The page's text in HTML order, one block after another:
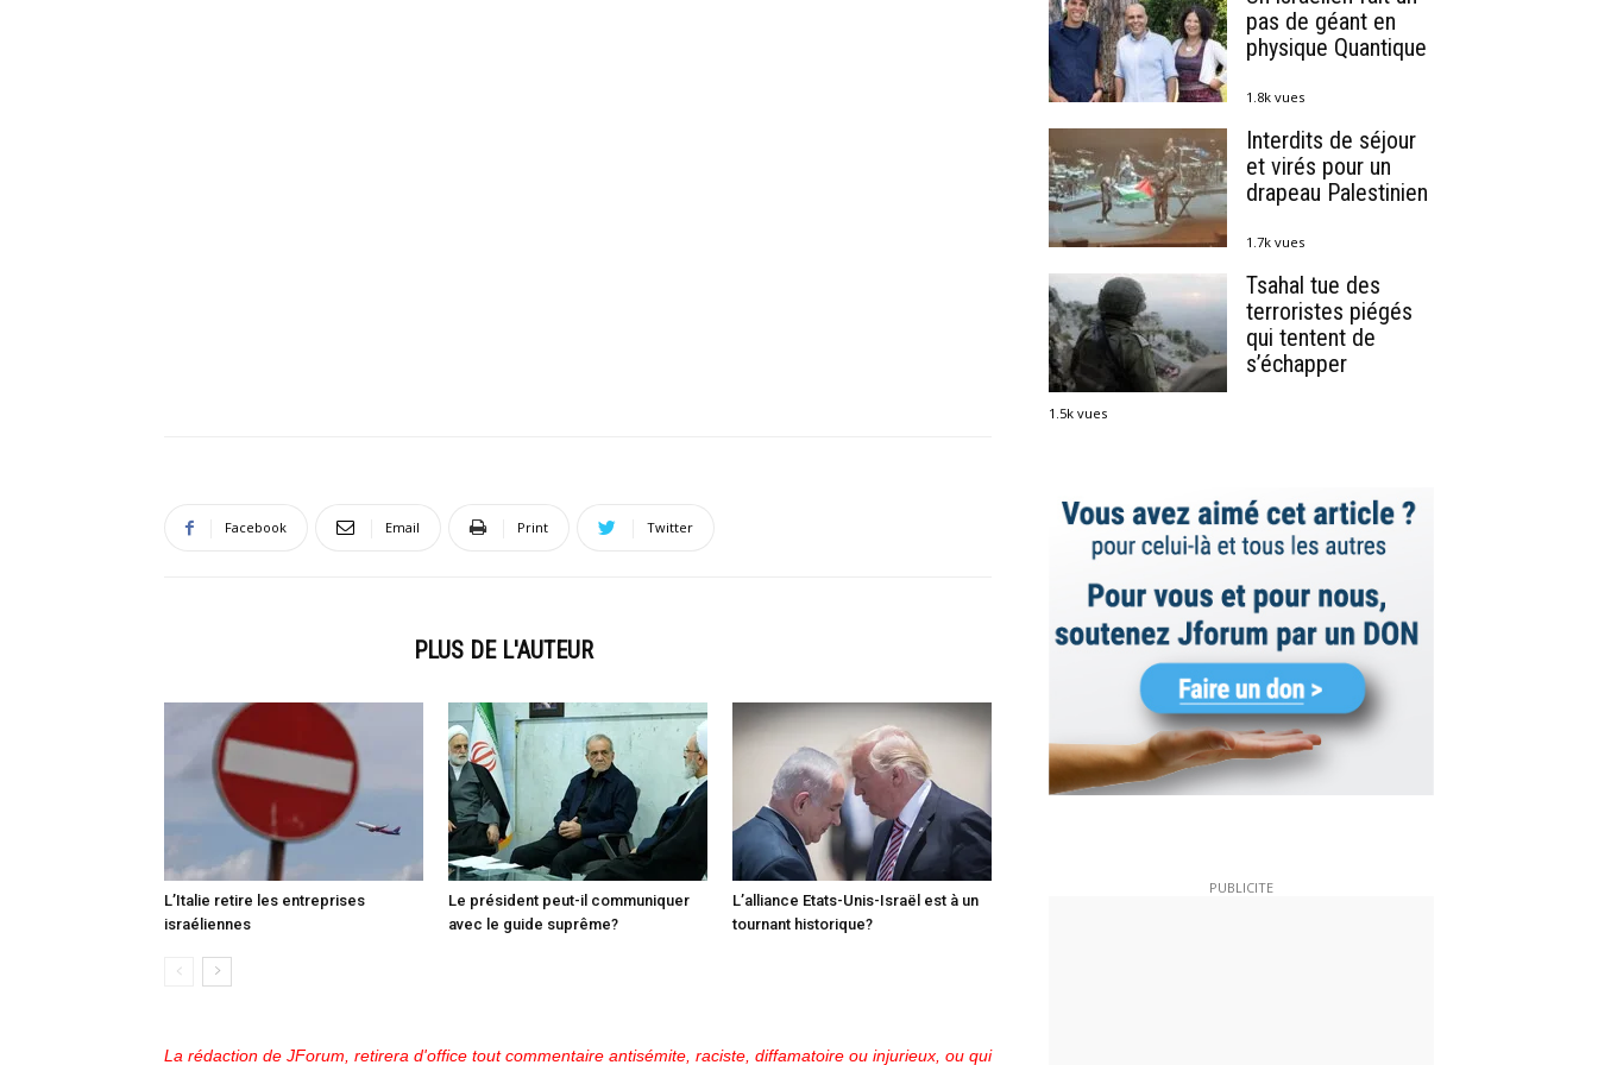
Facebook Email Print Twitter
PLUS DE L'AUTEUR
L’Italie retire les entreprises
israéliennes
Le président peut-il communiquer
avec le guide suprême?
L’alliance Etats-Unis-Israël est à un
tournant historique?
La rédaction de JForum, retirera d'office tout commentaire antisémite, raciste, diffamatoire ou injurieux, ou qui
pas de géant en
physique Quantique
1.8k vues
Interdits de séjour
et virés pour un
drapeau Palestinien
1.7k vues
Tsahal tue des
terroristes piégés
qui tentent de
s’échapper
1.5k vues